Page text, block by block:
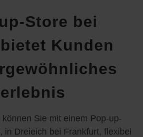
Store bei
Kunden
Sie mit einem Pop-up-
in Dreieich bei Frankfurt, flexibel